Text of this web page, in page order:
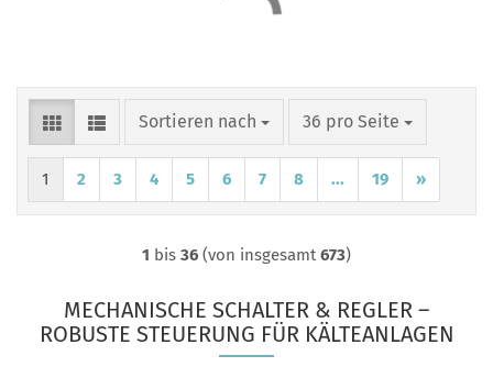
Sortieren nach
Sortieren nach 36 pro Seite
pro Seite
1 2 3 4 5 6 7 8 ... 19 »
1 bis 36 (von insgesamt673)
MECHANISCHE SCHALTER & REGLER –
ROBUSTE STEUERUNG FÜR KÄLTEANLAGEN